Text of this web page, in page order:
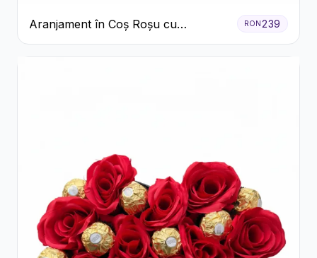
Aranjament în Coș Roșu cu
Trandafiri și Crizanteme Albe
RON239